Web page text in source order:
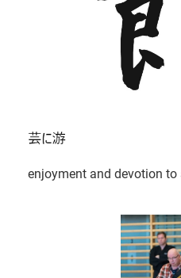
enjoyment and devotion to